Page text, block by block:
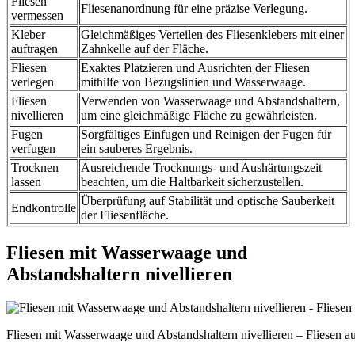
vermessen
Fliesenanordnung für eine präzise Verlegung.
Kleber
auftragen
Gleichmäßiges Verteilen des Fliesenklebers mit einer
Zahnkelle auf der Fläche.
Fliesen
verlegen
Exaktes Platzieren und Ausrichten der Fliesen
mithilfe von Bezugslinien und Wasserwaage.
Fliesen
nivellieren
Verwenden von Wasserwaage und Abstandshaltern,
um eine gleichmäßige Fläche zu gewährleisten.
Fugen
verfugen
Sorgfältiges Einfugen und Reinigen der Fugen für
ein sauberes Ergebnis.
Trocknen
lassen
Ausreichende Trocknungs- und Aushärtungszeit
beachten, um die Haltbarkeit sicherzustellen.
Endkontrolle
Überprüfung auf Stabilität und optische Sauberkeit
der Fliesenfläche.
Fliesen mit Wasserwaage und
Abstandshaltern nivellieren
Fliesen mit Wasserwaage und Abstandshaltern nivellieren –